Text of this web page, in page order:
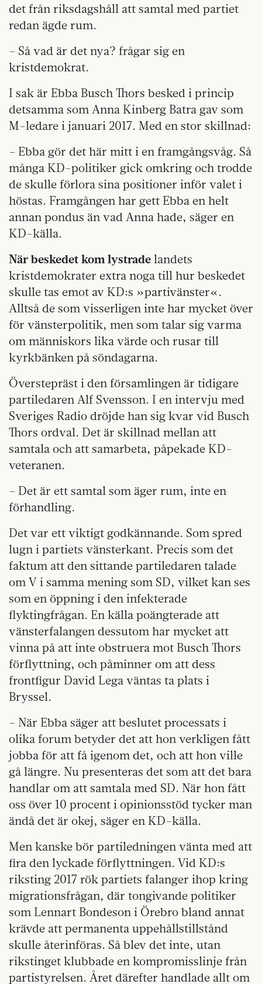
det från riksdagshåll att samtal med partiet
redan ägde rum.
– Så vad är det nya? frågar sig en
kristdemokrat.
I sak är Ebba Busch Thors besked i princip
detsamma som Anna Kinberg Batra gav som
M-ledare i januari 2017. Med en stor skillnad:
– Ebba gör det här mitt i en framgångsvåg. Så
många KD-politiker gick omkring och trodde
de skulle förlora sina positioner inför valet i
höstas. Framgången har gett Ebba en helt
annan pondus än vad Anna hade, säger en
KD-källa.
När beskedet kom lystrade landets
kristdemokrater extra noga till hur beskedet
skulle tas emot av KD:s »partivänster«.
Alltså de som visserligen inte har mycket över
för vänsterpolitik, men som talar sig varma
om människors lika värde och rusar till
kyrkbänken på söndagarna.
Överstepräst i den församlingen är tidigare
partiledaren Alf Svensson. I en intervju med
Sveriges Radio dröjde han sig kvar vid Busch
Thors ordval. Det är skillnad mellan att
samtala och att samarbeta, påpekade KD-
veteranen.
– Det är ett samtal som äger rum, inte en
förhandling.
Det var ett viktigt godkännande. Som spred
lugn i partiets vänsterkant. Precis som det
faktum att den sittande partiledaren talade
om V i samma mening som SD, vilket kan ses
som en öppning i den infekterade
flyktingfrågan. En källa poängterade att
vänsterfalangen dessutom har mycket att
vinna på att inte obstruera mot Busch Thors
förflyttning, och påminner om att dess
frontfigur David Lega väntas ta plats i
Bryssel.
– När Ebba säger att beslutet processats i
olika forum betyder det att hon verkligen fått
jobba för att få igenom det, och att hon ville
gå längre. Nu presenteras det som att det bara
handlar om att samtala med SD. När hon fått
oss över 10 procent i opinionsstöd tycker man
ändå det är okej, säger en KD-källa.
Men kanske bör partiledningen vänta med att
fira den lyckade förflyttningen. Vid KD:s
riksting 2017 rök partiets falanger ihop kring
migrationsfrågan, där tongivande politiker
som Lennart Bondeson i Örebro bland annat
krävde att permanenta uppehållstillstånd
skulle återinföras. Så blev det inte, utan
rikstinget klubbade en kompromisslinje från
partistyrelsen. Året därefter handlade allt om